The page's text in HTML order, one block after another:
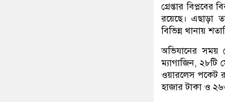
গ্রেপ্তার
রয়েছে। এছাড়া
বিভিন্ন থানায়
অভিযানের সময়
ম্যাগাজিন,
ওয়ারলেস পকেট
হাজার টাকা ও